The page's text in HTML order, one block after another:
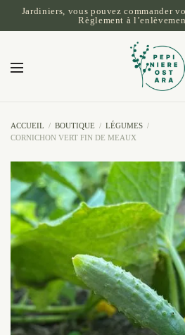
Jardiniers, vous pouvez commander
Règlement à
ACCUEIL / BOUTIQUE / LÉGUMES /
CORNICHON VERT FIN DE MEAUX